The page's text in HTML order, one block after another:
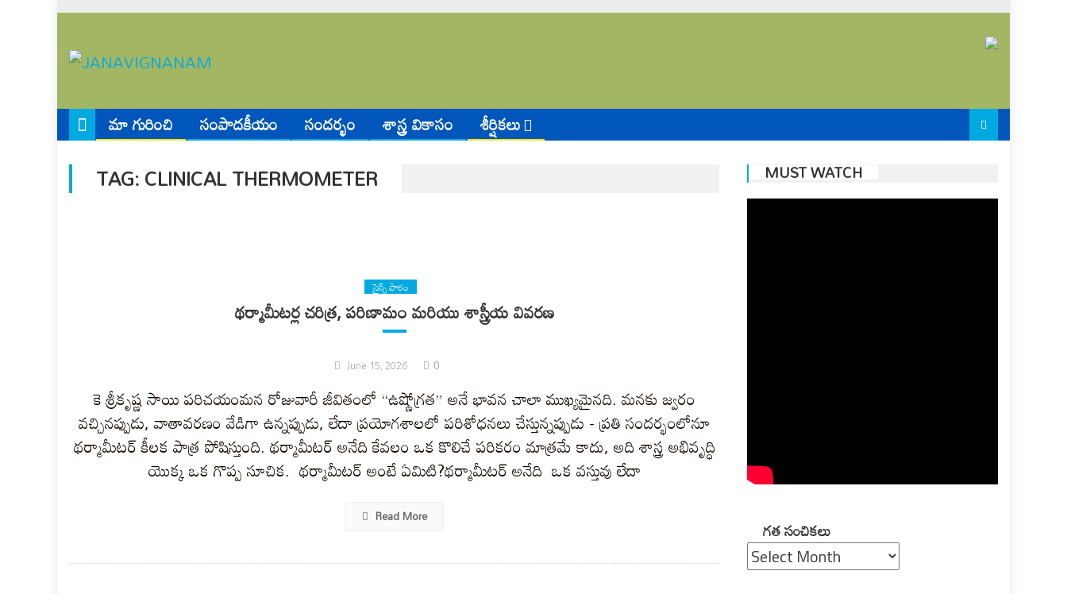
Skip
content
మా గురించి సంపాదకీయం సందర్భం శాస్త్ర వికాసం శీర్షికలు
TAG:CLINICAL THERMOMETER
సైన్స్ పాఠం
థర్మామీటర్ల చరిత్ర, పరిణామం మరియు శాస్త్రీయ వివరణ
June 15, 2026 0
కె శ్రీకృష్ణ సాయి పరిచయంమన రోజువారీ జీవితంలో “ఉష్ణోగ్రత” అనే భావన చాలా ముఖ్యమైనది. మనకు జ్వరం
వచ్చినప్పుడు, వాతావరణం వేడిగా ఉన్నప్పుడు, లేదా ప్రయోగశాలలో పరిశోధనలు చేస్తున్నప్పుడు - ప్రతి సందర్భంలోనూ
థర్మామీటర్ కీలక పాత్ర పోషిస్తుంది. థర్మామీటర్ అనేది కేవలం ఒక కొలిచే పరికరం మాత్రమే కాదు, అది శాస్త్ర అభివృద్ధి
యొక్క ఒక గొప్ప సూచిక. థర్మామీటర్ అంటే ఏమిటి?థర్మామీటర్ అనేది ఒక వస్తువు లేదా
Read More
MUST WATCH
గత సంచికలు
సంచికలు